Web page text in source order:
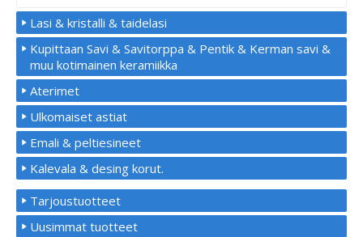
Lasi & kristalli & taidelasi
Kupittaan Savi & Savitorppa & Pentik & Kerman savi &
muu kotimainen keramiikka
Aterimet
Ulkomaiset astiat
Emali & peltiesineet
Kalevala & desing korut.
Tarjoustuotteet
Uusimmat tuotteet